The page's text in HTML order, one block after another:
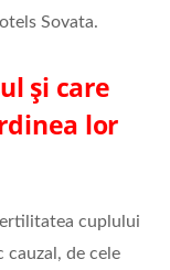
Sovata.
și care
lor
cuplului
cauzal, de cele